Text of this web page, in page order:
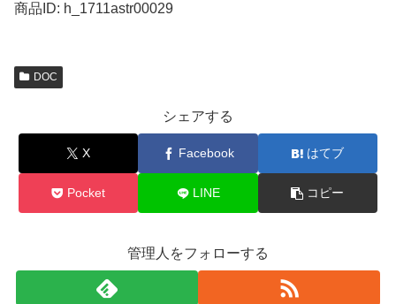
商品ID: h_1711astr00029
DOC
シェアする
X Facebook はてブ
Pocket LINE コピー
管理人をフォローする